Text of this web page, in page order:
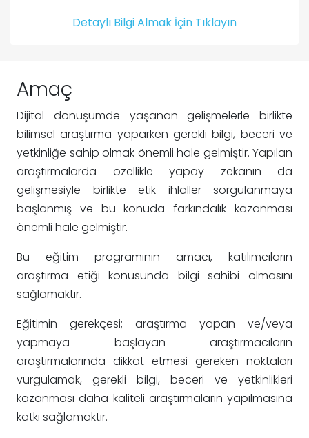
Detaylı Bilgi Almak İçin Tıklayın
Amaç
Dijital dönüşümde yaşanan gelişmelerle birlikte
bilimsel araştırma yaparken gerekli bilgi, beceri ve
yetkinliğe sahip olmak önemli hale gelmiştir. Yapılan
araştırmalarda özellikle yapay zekanın da
gelişmesiyle birlikte etik ihlaller sorgulanmaya
başlanmış ve bu konuda farkındalık kazanması
önemli hale gelmiştir.
Bu eğitim programının amacı, katılımcıların
araştırma etiği konusunda bilgi sahibi olmasını
sağlamaktır.
Eğitimin gerekçesi; araştırma yapan ve/veya
yapmaya başlayan araştırmacıların
araştırmalarında dikkat etmesi gereken noktaları
vurgulamak, gerekli bilgi, beceri ve yetkinlikleri
kazanması daha kaliteli araştırmaların yapılmasına
katkı sağlamaktır.